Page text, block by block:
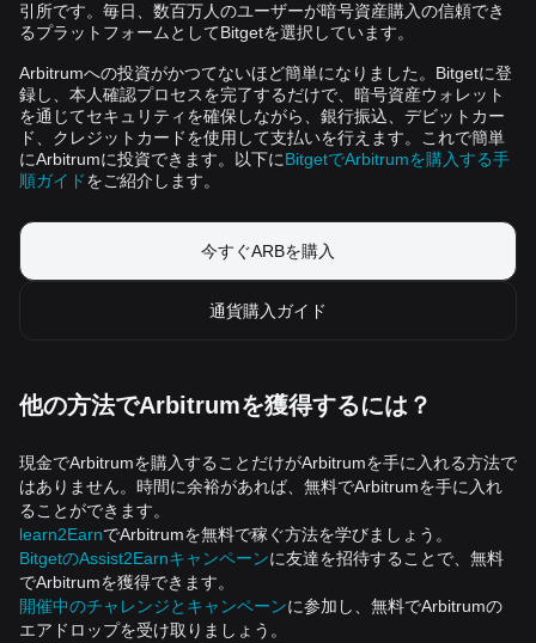
引所です。毎日、数百万人のユーザーが暗号資産購入の信頼でき
るプラットフォームとしてBitgetを選択しています。
Arbitrumへの投資がかつてないほど簡単になりました。Bitgetに登
録し、本人確認プロセスを完了するだけで、暗号資産ウォレット
を通じてセキュリティを確保しながら、銀行振込、デビットカー
ド、クレジットカードを使用して支払いを行えます。これで簡単
にArbitrumに投資できます。以下にBitgetでArbitrumを購入する手
順ガイドをご紹介します。
今すぐARBを購入
通貨購入ガイド
他の方法でArbitrumを獲得するには？
現金でArbitrumを購入することだけがArbitrumを手に入れる方法で
はありません。時間に余裕があれば、無料でArbitrumを手に入れ
ることができます。
learn2EarnでArbitrumを無料で稼ぐ方法を学びましょう。
BitgetのAssist2Earnキャンペーンに友達を招待することで、無料
でArbitrumを獲得できます。
開催中のチャレンジとキャンペーンに参加し、無料でArbitrumの
エアドロップを受け取りましょう。